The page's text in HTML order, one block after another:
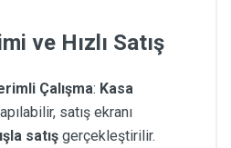
ve Hızlı Satış
Çalışma: Kasa
satış ekranı
satış gerçekleştirilir.